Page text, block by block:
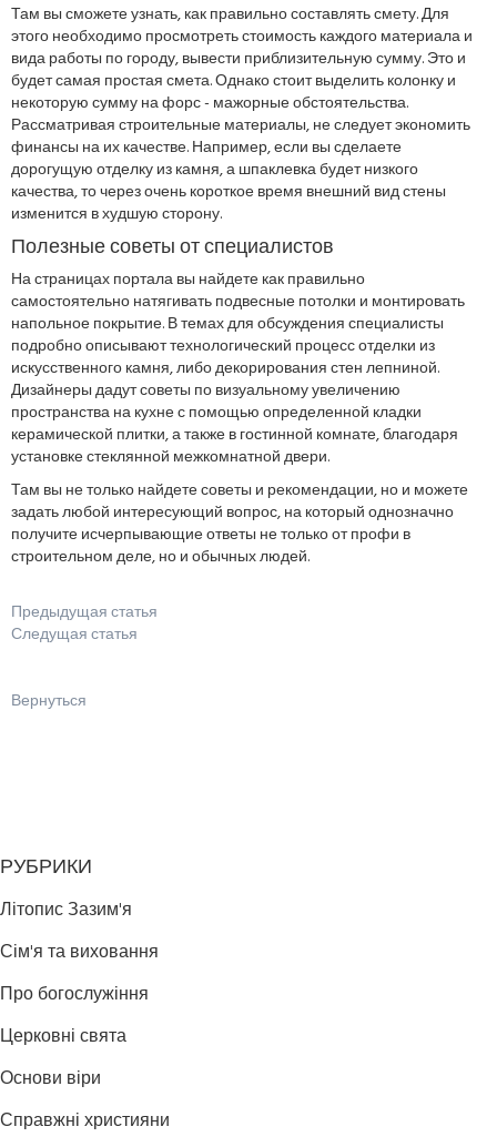
Там вы сможете узнать, как правильно составлять смету. Для
этого необходимо просмотреть стоимость каждого материала и
вида работы по городу, вывести приблизительную сумму. Это и
будет самая простая смета. Однако стоит выделить колонку и
некоторую сумму на форс - мажорные обстоятельства.
Рассматривая строительные материалы, не следует экономить
финансы на их качестве. Например, если вы сделаете
дорогущую отделку из камня, а шпаклевка будет низкого
качества, то через очень короткое время внешний вид стены
изменится в худшую сторону.
Полезные советы от специалистов
На страницах портала вы найдете как правильно
самостоятельно натягивать подвесные потолки и монтировать
напольное покрытие. В темах для обсуждения специалисты
подробно описывают технологический процесс отделки из
искусственного камня, либо декорирования стен лепниной.
Дизайнеры дадут советы по визуальному увеличению
пространства на кухне с помощью определенной кладки
керамической плитки, а также в гостинной комнате, благодаря
установке стеклянной межкомнатной двери.
Там вы не только найдете советы и рекомендации, но и можете
задать любой интересующий вопрос, на который однозначно
получите исчерпывающие ответы не только от профи в
строительном деле, но и обычных людей.
Предыдущая статья
Следущая статья
Вернуться
РУБРИКИ
Літопис Зазим'я
Сім'я та виховання
Про богослужіння
Церковні свята
Основи віри
Справжні християни